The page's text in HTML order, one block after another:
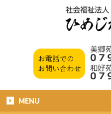
MENU